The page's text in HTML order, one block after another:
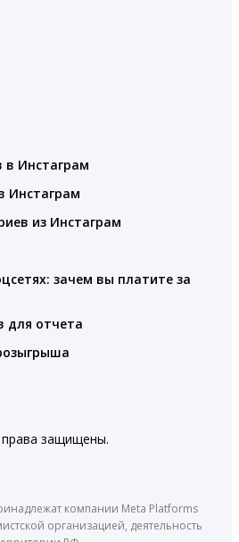
в Инстаграм
Инстаграм
из Инстаграм
зачем вы платите за
для отчета
защищены.
компании Meta Platforms
организацией, деятельность